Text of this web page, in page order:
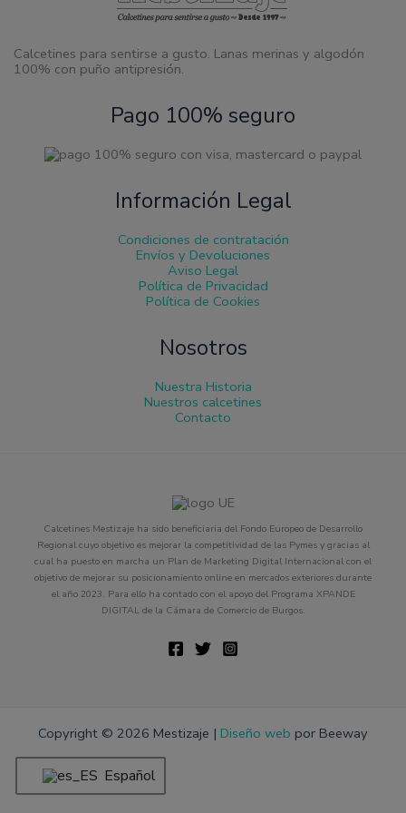
producto
Calcetines para sentirse a gusto. Lanas merinas y algodón
100% con puño antipresión.
Pago 100% seguro
Información Legal
Condiciones de contratación
Envíos y Devoluciones
Aviso Legal
Política de Privacidad
Política de Cookies
Nosotros
Nuestra Historia
Nuestros calcetines
Contacto
Calcetines Mestizaje ha sido beneficiaria del Fondo Europeo de Desarrollo
Regional cuyo objetivo es mejorar la competitividad de las Pymes y gracias al
cual ha puesto en marcha un Plan de Marketing Digital Internacional con el
objetivo de mejorar su posicionamiento online en mercados exteriores durante
el año 2023. Para ello ha contado con el apoyo del Programa XPANDE
DIGITAL de la Cámara de Comercio de Burgos.
Copyright © 2026 Mestizaje | Diseño web por Beeway
Español